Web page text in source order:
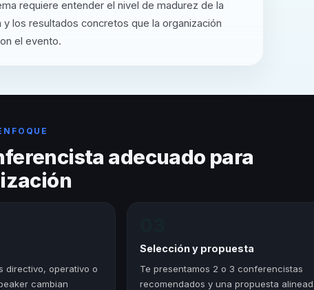
requiere entender el nivel de madurez de la
los resultados concretos que la organización
el evento.
adecuado para
directivo, operativo o
cambian
Selección y propuesta
Te presentamos 2 o 3 conferencistas
recomendados y una propuesta